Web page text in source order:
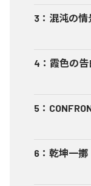
3 ： 混沌の情
4 ： 霞色の告
5 ：
6 ： 乾坤一擲